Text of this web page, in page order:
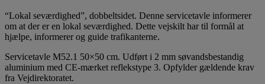
“Lokal seværdighed”, dobbeltsidet. Denne servicetavle informerer
om at der er en lokal seværdighed. Dette vejskilt har til formål at
hjælpe, informerer og guide trafikanterne.
Servicetavle M52.1 50×50 cm. Udført i 2 mm søvandsbestandig
aluminium med CE-mærket reflekstype 3. Opfylder gældende krav
fra Vejdirektoratet.